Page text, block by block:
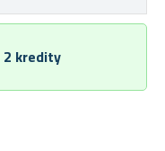
2 kredity